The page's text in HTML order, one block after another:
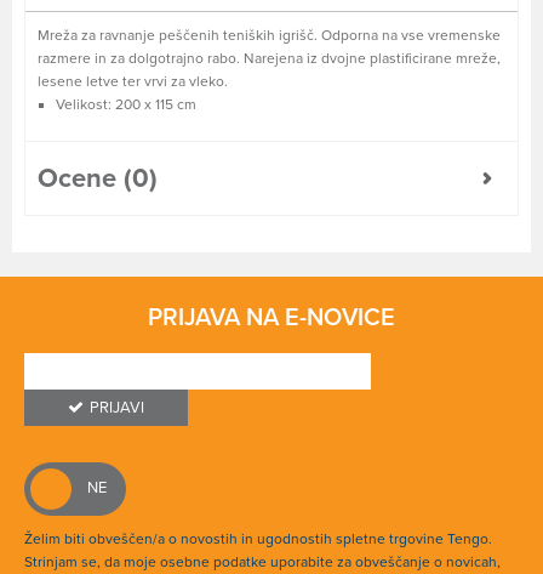
Mreža za ravnanje peščenih teniških igrišč. Odporna na vse vremenske
razmere in za dolgotrajno rabo. Narejena iz dvojne plastificirane mreže,
lesene letve ter vrvi za vleko.
Velikost: 200 x 115 cm
Ocene (0)
PRIJAVA NA E-NOVICE
PRIJAVI
Želim biti obveščen/a o novostih in ugodnostih spletne trgovine Tengo.
Strinjam se, da moje osebne podatke uporabite za obveščanje o novicah,